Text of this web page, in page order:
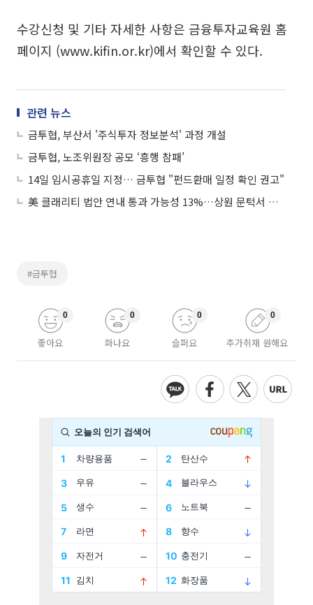
수강신청 및 기타 자세한 사항은 금융투자교육원 홈
페이지 (www.kifin.or.kr)에서 확인할 수 있다.
관련 뉴스
금투협, 부산서 '주식투자 정보분석' 과정 개설
금투협, 노조위원장 공모 ‘흥행 참패’
14일 임시공휴일 지정… 금투협 "펀드환매 일정 확인 권고"
美 클래리티 법안 연내 통과 가능성 13%…상원 문턱서 제동
#금투협
좋아요
0
화나요
0
슬퍼요
0
추가취재 원해요
0